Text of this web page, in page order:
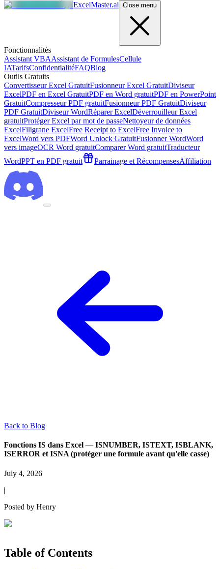
ExcelMaster.ai Close menu
Fonctionnalités
Assistant VBAAssistant de FormulesCellule
IATarifsConfidentialitéFAQBlog
Outils Gratuits
Convertisseur Excel GratuitFusionneur Excel GratuitDiviseur
ExcelPDF en Excel GratuitPDF en Word gratuitPDF en PowerPoint
GratuitCompresseur PDF gratuitFusionneur PDF GratuitDiviseur
PDF GratuitDiviseur WordRéparer ExcelDéverrouilleur Excel
gratuitProtéger Excel par mot de passeNettoyeur de données
ExcelFiligrane ExcelFree Receipt to ExcelFree Invoice to
ExcelWord vers PDFWord Unlock GratuitFusionner WordWord
vers imageOCR Word gratuitComparer Word gratuitTraducteur
WordPPT en PDF gratuit Parrainage et RécompensesAffiliation
Back to Blog
Fonctions IS dans Excel — ISNUMBER, ISTEXT, ISBLANK,
ISERROR et ISNA (protéger une formule avant qu'elle casse)
July 4, 2026
|
Posted by Henry
Table of Contents